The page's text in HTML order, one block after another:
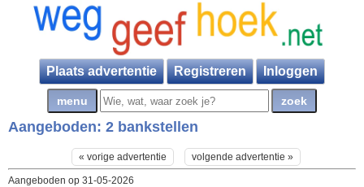
Plaats advertentie Registreren Inloggen
Aangeboden: 2 bankstellen
« vorige advertentie volgende advertentie »
Aangeboden op 31-05-2026